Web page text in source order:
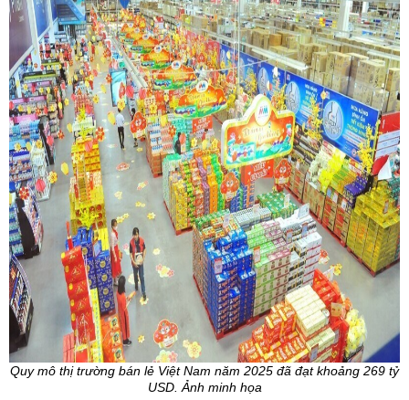
Quy mô thị trường bán lẻ Việt Nam năm 2025 đã đạt khoảng 269 tỷ
USD. Ảnh minh họa